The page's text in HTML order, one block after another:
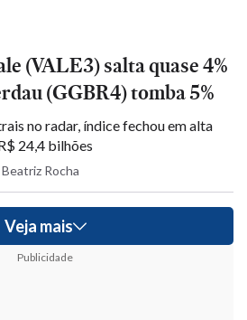
(VALE3) salta quase 4%
(GGBR4) tomba 5%
no radar, índice fechou em alta
24,4 bilhões
Rocha
Veja mais
Publicidade